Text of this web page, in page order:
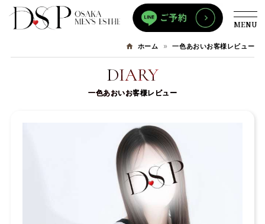
ホーム 一色あおいお客様レビュー
MENU
DIARY
一色あおいお客様レビュー